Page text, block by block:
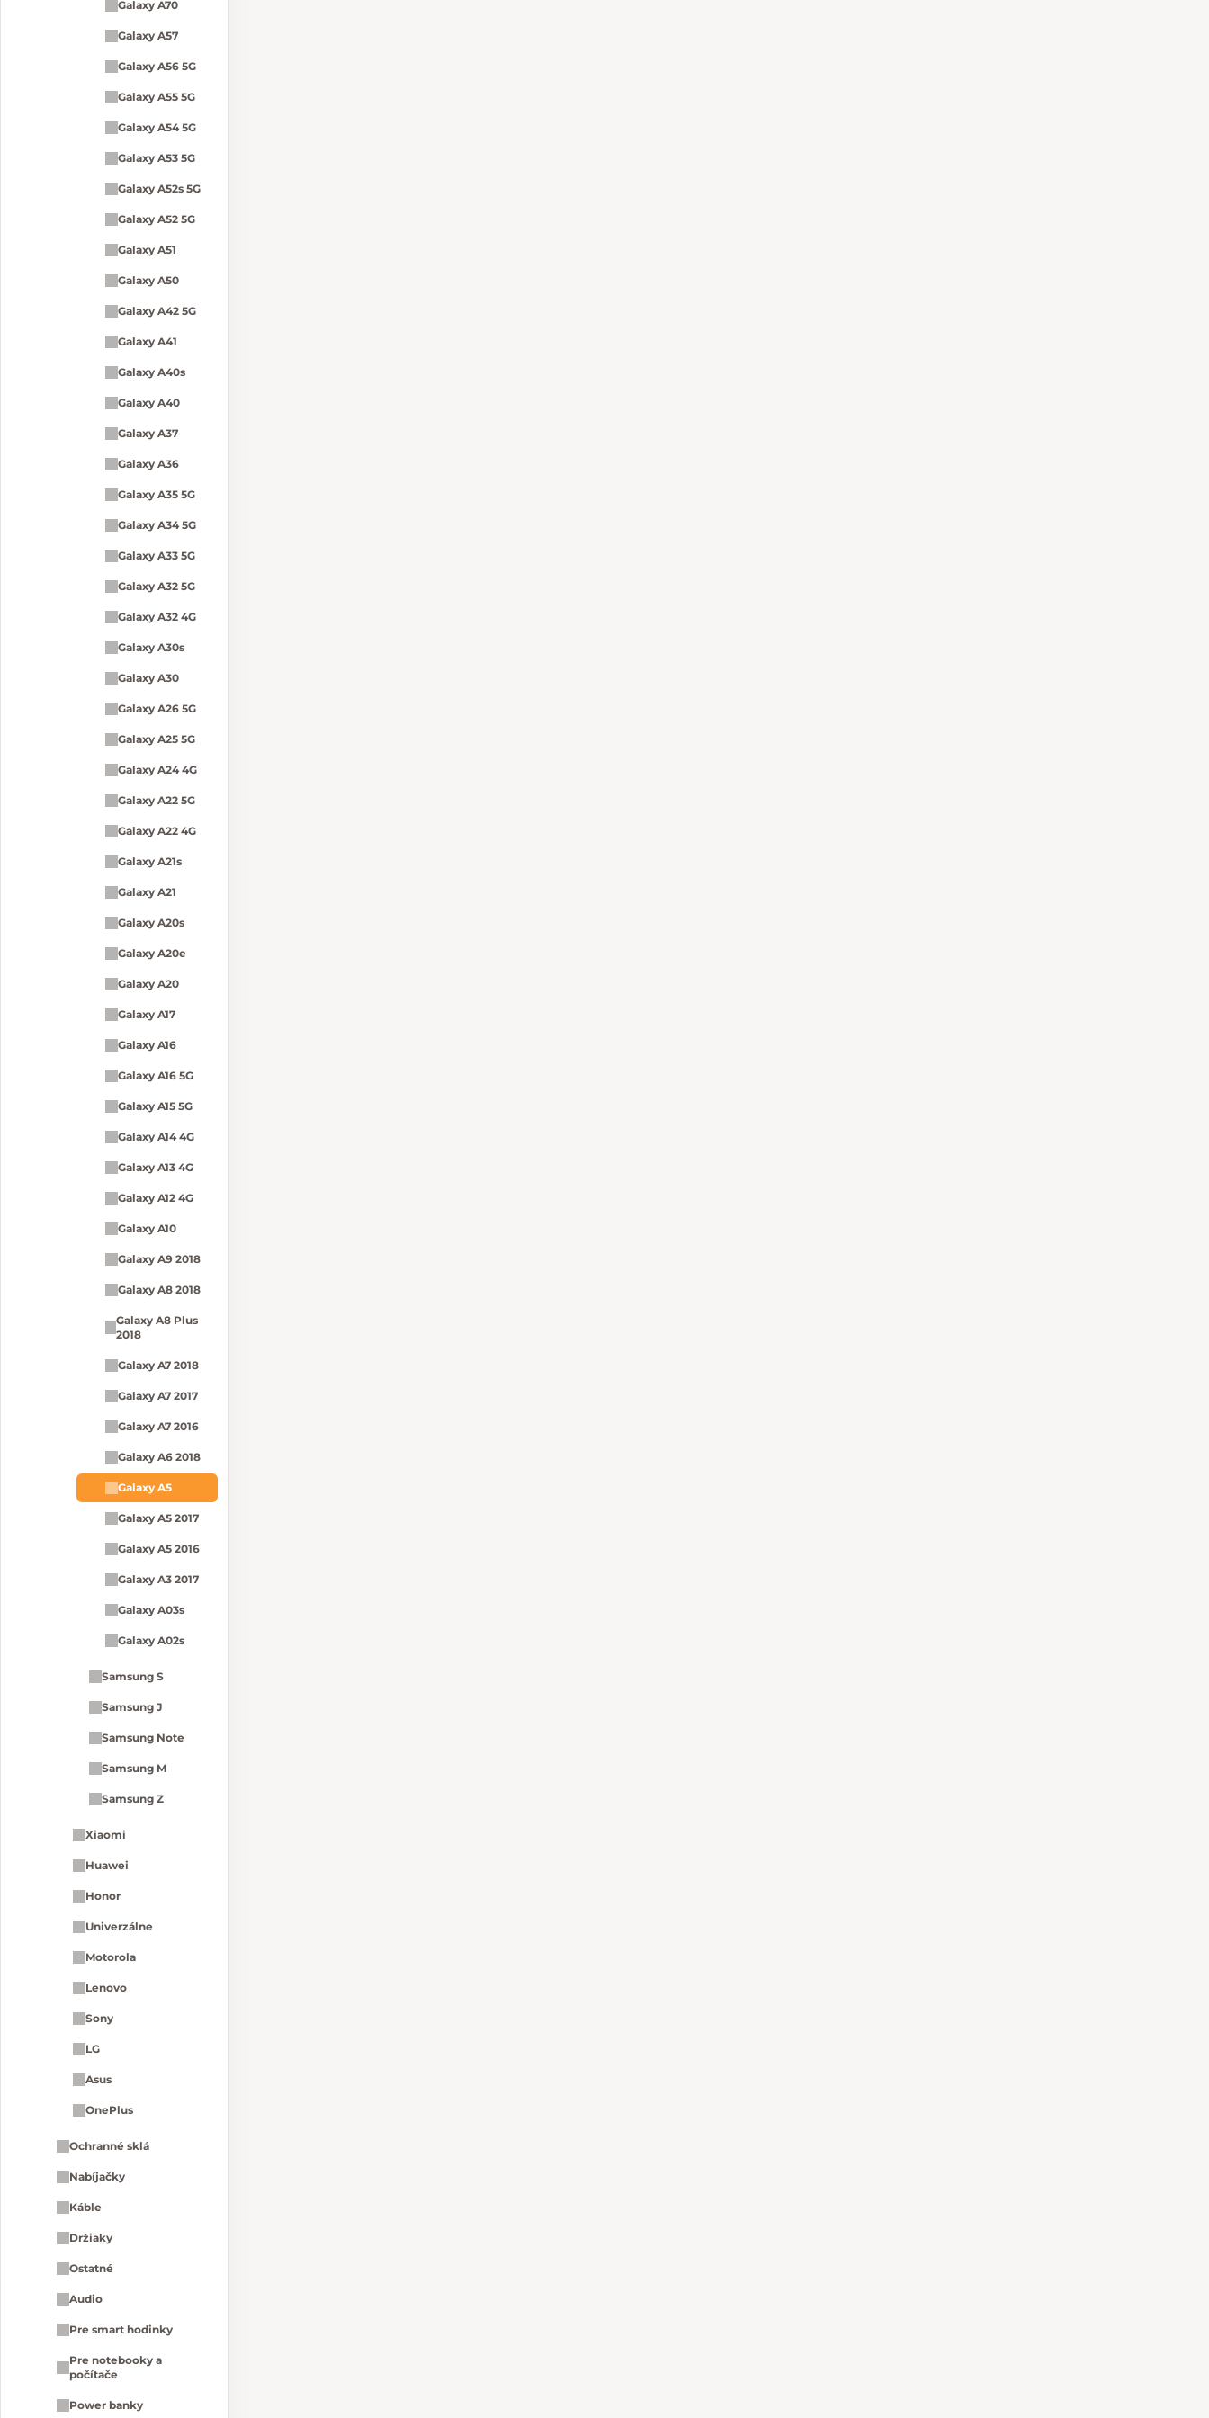
Galaxy A70
Galaxy A57
Galaxy A56 5G
Galaxy A55 5G
Galaxy A54 5G
Galaxy A53 5G
Galaxy A52s 5G
Galaxy A52 5G
Galaxy A51
Galaxy A50
Galaxy A42 5G
Galaxy A41
Galaxy A40s
Galaxy A40
Galaxy A37
Galaxy A36
Galaxy A35 5G
Galaxy A34 5G
Galaxy A33 5G
Galaxy A32 5G
Galaxy A32 4G
Galaxy A30s
Galaxy A30
Galaxy A26 5G
Galaxy A25 5G
Galaxy A24 4G
Galaxy A22 5G
Galaxy A22 4G
Galaxy A21s
Galaxy A21
Galaxy A20s
Galaxy A20e
Galaxy A20
Galaxy A17
Galaxy A16
Galaxy A16 5G
Galaxy A15 5G
Galaxy A14 4G
Galaxy A13 4G
Galaxy A12 4G
Galaxy A10
Galaxy A9 2018
Galaxy A8 2018
Galaxy A8 Plus
2018
Galaxy A7 2018
Galaxy A7 2017
Galaxy A7 2016
Galaxy A6 2018
Galaxy A5
Galaxy A5 2017
Galaxy A5 2016
Galaxy A3 2017
Galaxy A03s
Galaxy A02s
Samsung S
Samsung J
Samsung Note
Samsung M
Samsung Z
Xiaomi
Huawei
Honor
Univerzálne
Motorola
Lenovo
Sony
LG
Asus
OnePlus
Ochranné sklá
Nabíjačky
Káble
Držiaky
Ostatné
Audio
Pre smart hodinky
Pre notebooky a
počítače
Power banky